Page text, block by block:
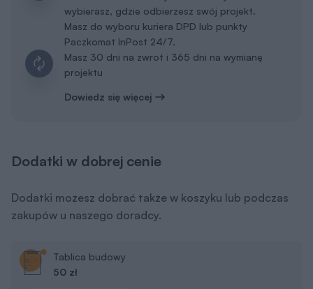
wybierasz, gdzie odbierzesz swój projekt.
Masz do wyboru kuriera DPD lub punkty
Paczkomat InPost 24/7.
Masz 30 dni na zwrot i 365 dni na wymianę
projektu
Dowiedz się więcej
Dodatki w dobrej cenie
Dodatki możesz dobrać także w koszyku lub podczas
zakupów u naszego doradcy.
Tablica budowy
50 zł